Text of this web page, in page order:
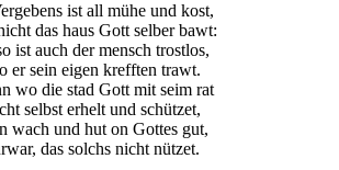
ist all mühe und kost,
das haus Gott selber bawt:
ist auch der mensch trostlos,
er sein eigen krefften trawt.
wo die stad Gott mit seim rat
selbst erhelt und schützet,
wach und hut on Gottes gut,
das solchs nicht nützet.